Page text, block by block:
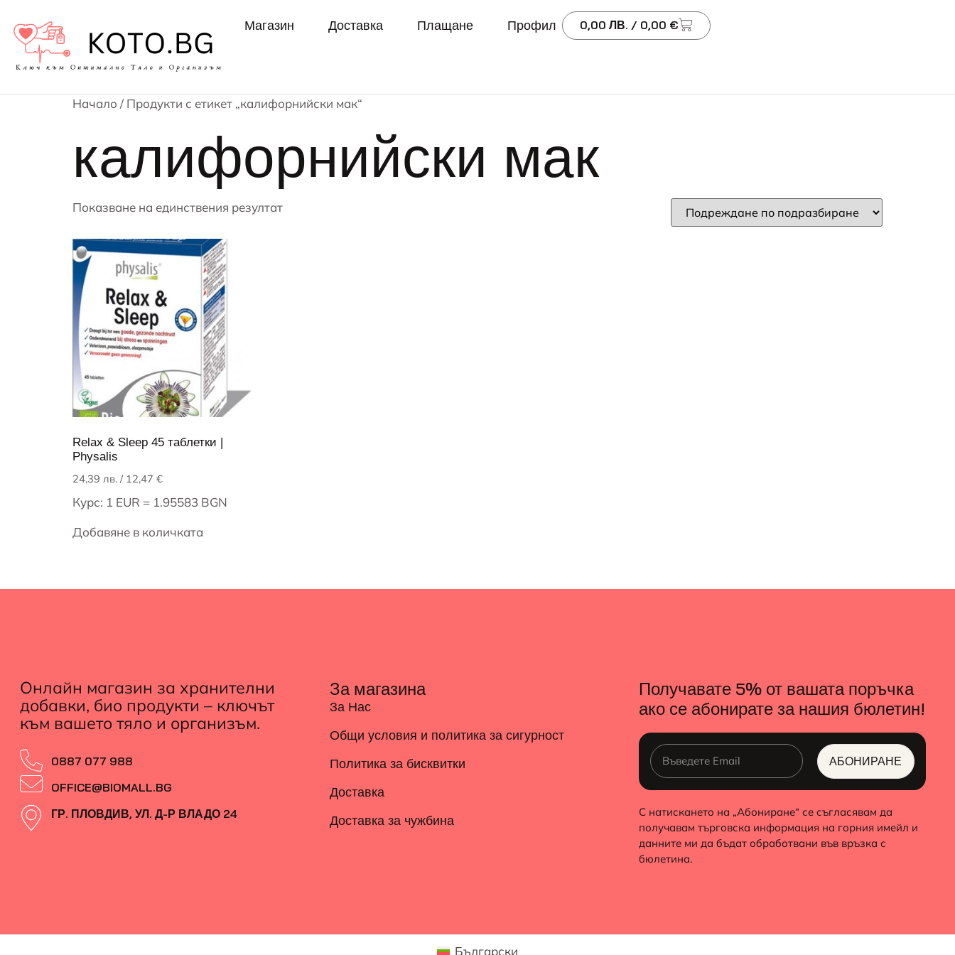
Магазин Доставка Плащане Профил 0,00 ЛВ. / 0,00 €
Начало / Продукти с етикет „калифорнийски мак“
калифорнийски мак
Показване на единствения резултат
Relax & Sleep 45 таблетки |
Physalis
24,39 лв. / 12,47 €
Курс: 1 EUR = 1.95583 BGN
Добавяне в количката
Онлайн магазин за хранителни
добавки, био продукти – ключът
към вашето тяло и организъм.
0887 077 988
OFFICE@BIOMALL.BG
ГР. ПЛОВДИВ, УЛ. Д-Р ВЛАДО 24
За магазина
За Нас
Общи условия и политика за сигурност
Политика за бисквитки
Доставка
Доставка за чужбина
Получавате 5% от вашата поръчка
ако се абонирате за нашия бюлетин!
АБОНИРАНЕ
ALTERNATIVE:
С натискането на „Абониране“ се съгласявам да
получавам търговска информация на горния имейл и
данните ми да бъдат обработвани във връзка с
бюлетина.
Български